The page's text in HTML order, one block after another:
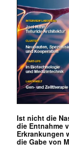
Ist nicht die
die Entnahme
Erkrankungen
die Gabe von